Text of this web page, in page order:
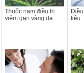
Thuốc nam điều trị
viêm gan vàng da
Điều
tiêu